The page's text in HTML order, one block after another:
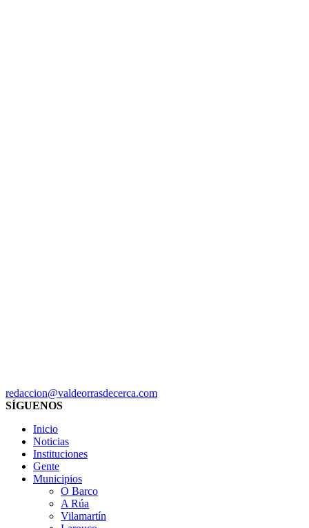
redaccion@valdeorrasdecerca.com
SÍGUENOS
Inicio
Noticias
Instituciones
Gente
Municipios
O Barco
A Rúa
Vilamartín